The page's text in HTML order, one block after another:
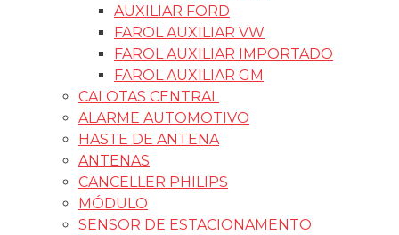
AUXILIAR FORD
FAROL AUXILIAR VW
FAROL AUXILIAR IMPORTADO
FAROL AUXILIAR GM
CALOTAS CENTRAL
ALARME AUTOMOTIVO
HASTE DE ANTENA
ANTENAS
CANCELLER PHILIPS
MÓDULO
SENSOR DE ESTACIONAMENTO